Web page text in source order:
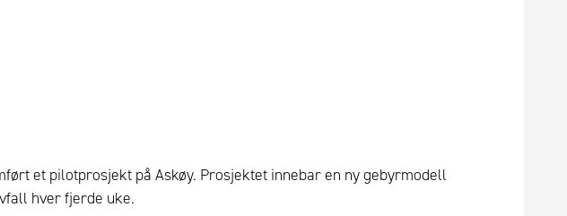
et pilotprosjekt på Askøy. Prosjektet innebar en ny gebyrmodell
hver fjerde uke.